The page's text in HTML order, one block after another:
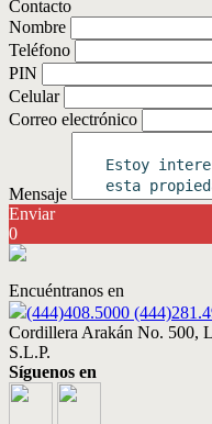
Contacto
Nombre
Teléfono
PIN
Celular
Correo electrónico
Mensaje
Enviar
0
Encuéntranos en
(444)408.5000
Cordillera Arakán No. 500,
S.L.P.
Síguenos en